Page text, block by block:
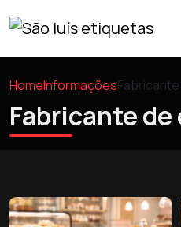
HomeInformações
Fabricante